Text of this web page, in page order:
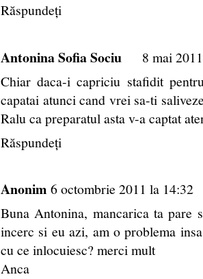
Răspundeți
Antonina Sofia Sociu
8 mai
Chiar daca-i capriciu stafidit
capatai atunci cand vrei sa-ti
Ralu ca preparatul asta v-a captat
Răspundeți
Anonim 6 octombrie 2011 la 14:32
Buna Antonina, mancarica ta pare
incerc si eu azi, am o problema
cu ce inlocuiesc? merci mult
Anca